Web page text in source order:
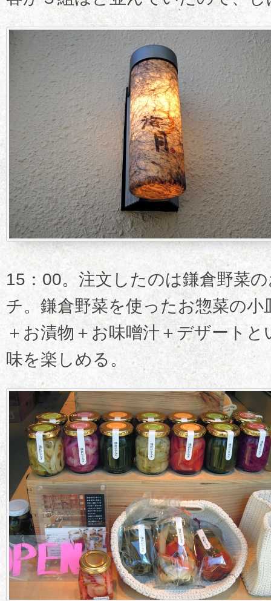
15：00。注文したのは鎌倉野菜
チ。鎌倉野菜を使ったお惣菜の小
＋お漬物＋お味噌汁＋デザート
味を楽しめる。